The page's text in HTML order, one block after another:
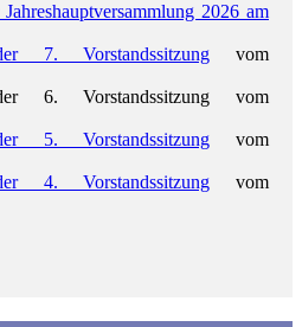
2026 am
7. Vorstandssitzung vom
6. Vorstandssitzung vom
5. Vorstandssitzung vom
4. Vorstandssitzung vom